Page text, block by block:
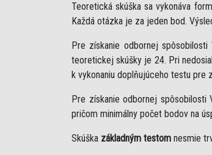
Teoretická skúška sa vykonáva
Každá otázka je za jeden bod.
Pre získanie odbornej
teoretickej skúšky je 24. Pri
k vykonaniu doplňujúceho testu pre
Pre získanie odbornej
pričom minimálny počet bodov na
Skúška základným testom nesmie